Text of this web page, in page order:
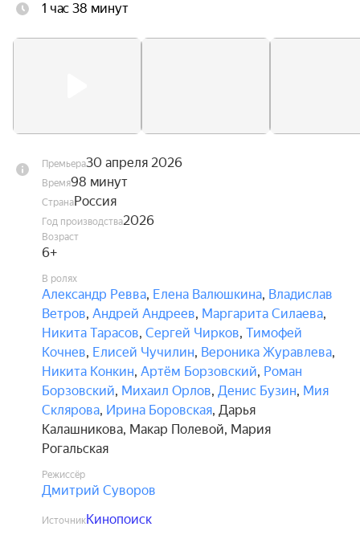
1 час 38 минут
Премьера30 апреля 2026
Время98 минут
СтранаРоссия
Год производства2026
Возраст
6+
В ролях
Александр Ревва, Елена Валюшкина, Владислав
Ветров, Андрей Андреев, Маргарита Силаева,
Никита Тарасов, Сергей Чирков, Тимофей
Кочнев, Елисей Чучилин, Вероника Журавлева,
Никита Конкин, Артём Борзовский, Роман
Борзовский, Михаил Орлов, Денис Бузин, Мия
Склярова, Ирина Боровская, Дарья
Калашникова, Макар Полевой, Мария
Рогальская
Режиссёр
Дмитрий Суворов
ИсточникКинопоиск